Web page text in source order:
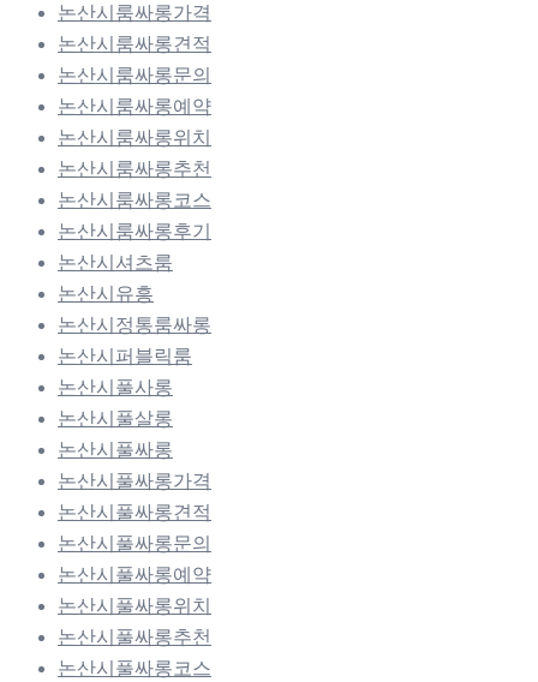
논산시룸싸롱가격
논산시룸싸롱견적
논산시룸싸롱문의
논산시룸싸롱예약
논산시룸싸롱위치
논산시룸싸롱추천
논산시룸싸롱코스
논산시룸싸롱후기
논산시셔츠룸
논산시유흥
논산시정통룸싸롱
논산시퍼블릭룸
논산시풀사롱
논산시풀살롱
논산시풀싸롱
논산시풀싸롱가격
논산시풀싸롱견적
논산시풀싸롱문의
논산시풀싸롱예약
논산시풀싸롱위치
논산시풀싸롱추천
논산시풀싸롱코스